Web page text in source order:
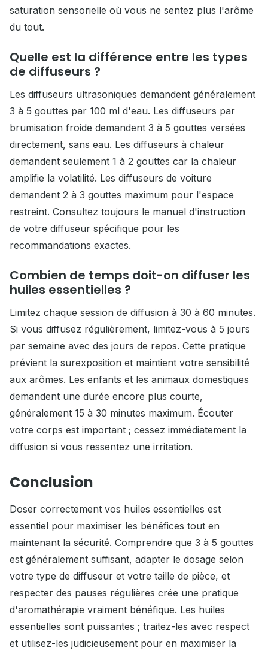
saturation sensorielle où vous ne sentez plus l'arôme
du tout.
Quelle est la différence entre les types
de diffuseurs ?
Les diffuseurs ultrasoniques demandent généralement
3 à 5 gouttes par 100 ml d'eau. Les diffuseurs par
brumisation froide demandent 3 à 5 gouttes versées
directement, sans eau. Les diffuseurs à chaleur
demandent seulement 1 à 2 gouttes car la chaleur
amplifie la volatilité. Les diffuseurs de voiture
demandent 2 à 3 gouttes maximum pour l'espace
restreint. Consultez toujours le manuel d'instruction
de votre diffuseur spécifique pour les
recommandations exactes.
Combien de temps doit-on diffuser les
huiles essentielles ?
Limitez chaque session de diffusion à 30 à 60 minutes.
Si vous diffusez régulièrement, limitez-vous à 5 jours
par semaine avec des jours de repos. Cette pratique
prévient la surexposition et maintient votre sensibilité
aux arômes. Les enfants et les animaux domestiques
demandent une durée encore plus courte,
généralement 15 à 30 minutes maximum. Écouter
votre corps est important ; cessez immédiatement la
diffusion si vous ressentez une irritation.
Conclusion
Doser correctement vos huiles essentielles est
essentiel pour maximiser les bénéfices tout en
maintenant la sécurité. Comprendre que 3 à 5 gouttes
est généralement suffisant, adapter le dosage selon
votre type de diffuseur et votre taille de pièce, et
respecter des pauses régulières crée une pratique
d'aromathérapie vraiment bénéfique. Les huiles
essentielles sont puissantes ; traitez-les avec respect
et utilisez-les judicieusement pour en maximiser la